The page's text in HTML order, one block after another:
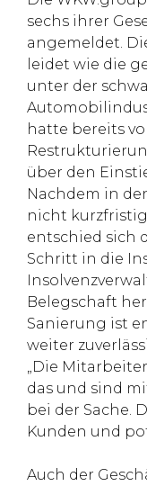
sechs ihrer
angemeldet.
leidet wie die
unter der
hatte bereits
über den
Nachdem in
nicht kurzfristig
entschied sich
Schritt in die
Belegschaft
Sanierung ist
weiter
„Die
das und sind
bei der Sache.
Kunden und
Auch der